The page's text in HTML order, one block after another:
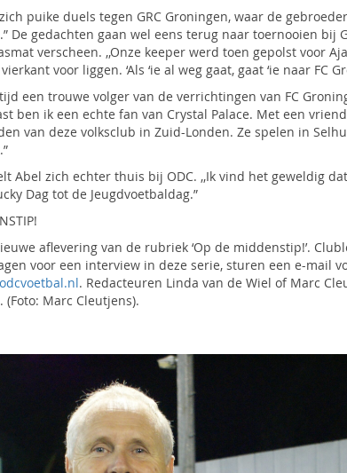
puike duels tegen GRC Groningen, waar de
De gedachten gaan wel eens terug naar toernooien bij
verscheen. ,,Onze keeper werd toen gepolst voor
voor liggen. ‘Als ‘ie al weg gaat, gaat ‘ie naar FC
een trouwe volger van de verrichtingen van FC
ben ik een echte fan van Crystal Palace. Met een
van deze volksclub in Zuid-Londen. Ze spelen in
Abel zich echter thuis bij ODC. ,,Ik vind het geweldig
Dag tot de Jeugdvoetbaldag.”
aflevering van de rubriek ‘Op de middenstip!’.
voor een interview in deze serie, sturen een e-mail
. Redacteuren Linda van de Wiel of Marc
Marc Cleutjens).